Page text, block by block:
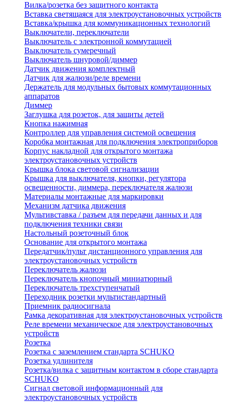
Вилка/розетка без защитного контакта
Вставка светящаяся для электроустановочных устройств
Вставка/крышка для коммуникационных технологий
Выключатели, переключатели
Выключатель с электронной коммутацией
Выключатель сумеречный
Выключатель шнуровой/диммер
Датчик движения комплектный
Датчик для жалюзи/реле времени
Держатель для модульных бытовых коммутационных
аппаратов
Диммер
Заглушка для розеток, для защиты детей
Кнопка нажимная
Контроллер для управления системой освещения
Коробка монтажная для подключения электроприборов
Корпус накладной для открытого монтажа
электроустановочных устройств
Крышка блока световой сигнализации
Крышка для выключателя, кнопки, регулятора
освещенности, диммера, переключателя жалюзи
Материалы монтажные для маркировки
Механизм датчика движения
Мультивставка / разъем для передачи данных и для
подключения техники связи
Настольный розеточный блок
Основание для открытого монтажа
Передатчик/пульт дистанционного управления для
электроустановочных устройств
Переключатель жалюзи
Переключатель кнопочный миниатюрный
Переключатель трехступенчатый
Переходник розетки мультистандартный
Приемник радиосигнала
Рамка декоративная для электроустановочных устройств
Реле времени механическое для электроустановочных
устройств
Розетка
Розетка с заземлением стандарта SCHUKO
Розетка удлинителя
Розетка/вилка с защитным контактом в сборе стандарта
SCHUKO
Сигнал световой информационный для
электроустановочных устройств